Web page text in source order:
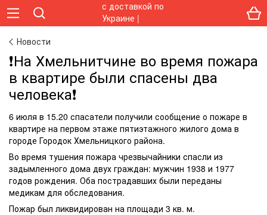
Новости
❗️На Хмельнитчине во время пожара
в квартире были спасены два
человека❗️
6 июля в 15.20 спасатели получили сообщение о пожаре в
квартире на первом этаже пятиэтажного жилого дома в
городе Городок Хмельницкого района.
Во время тушения пожара чрезвычайники спасли из
задымленного дома двух граждан: мужчин 1938 и 1977
годов рождения. Оба пострадавших были переданы
медикам для обследования.
Пожар был ликвидирован на площади 3 кв. м.